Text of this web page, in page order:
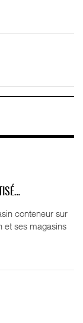
conteneur sur
et ses magasins